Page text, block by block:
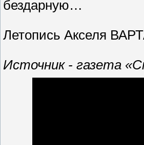
бездарную…
Летопись Акселя
Источник - газета